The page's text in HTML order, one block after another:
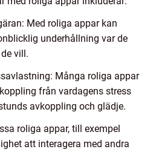
Med roliga appar kan
underhållning var de
vill.
Många roliga appar
från vardagens stress
avkoppling och glädje.
roliga appar, till exempel
att interagera med andra